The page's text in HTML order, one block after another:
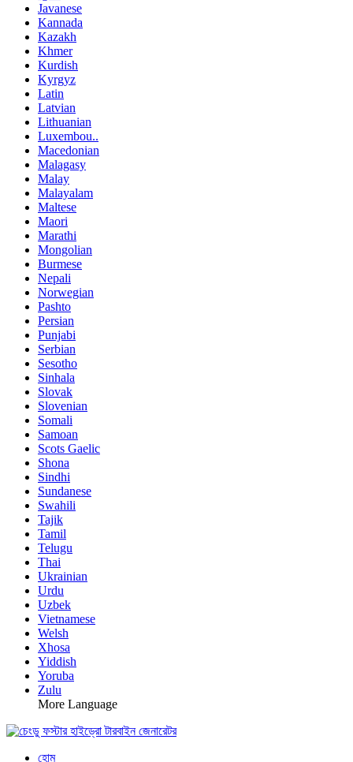
Javanese
Kannada
Kazakh
Khmer
Kurdish
Kyrgyz
Latin
Latvian
Lithuanian
Luxembou..
Macedonian
Malagasy
Malay
Malayalam
Maltese
Maori
Marathi
Mongolian
Burmese
Nepali
Norwegian
Pashto
Persian
Punjabi
Serbian
Sesotho
Sinhala
Slovak
Slovenian
Somali
Samoan
Scots Gaelic
Shona
Sindhi
Sundanese
Swahili
Tajik
Tamil
Telugu
Thai
Ukrainian
Urdu
Uzbek
Vietnamese
Welsh
Xhosa
Yiddish
Yoruba
Zulu
More Language
হোম